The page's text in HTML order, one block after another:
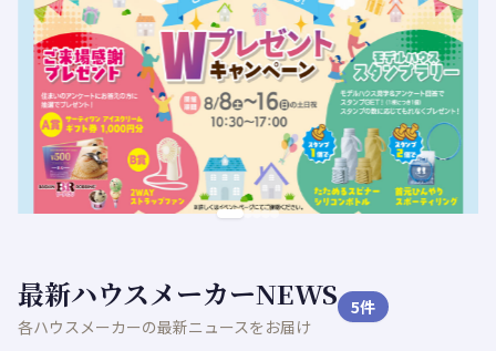
最新ハウスメーカーNEWS
各ハウスメーカーの最新ニュースをお届け
5件